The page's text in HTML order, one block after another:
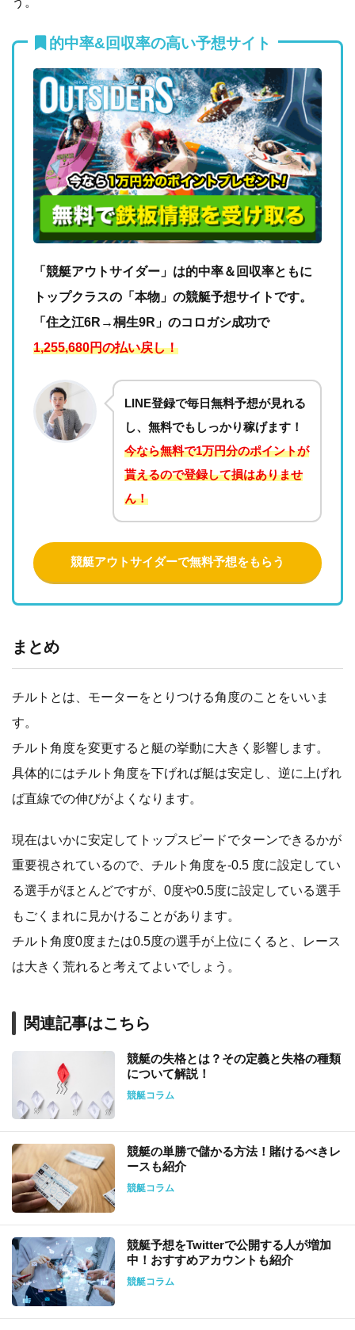
的中率&回収率の高い予想サイト
「競艇アウトサイダー」は的中率＆回収率ともに
トップクラスの「本物」の競艇予想サイトです。
「住之江6R→桐生9R」のコロガシ成功で
1,255,680円の払い戻し！
LINE登録で毎日無料予想が見れる
し、無料でもしっかり稼げます！
今なら無料で1万円分のポイントが
貰えるので登録して損はありませ
ん！
競艇アウトサイダーで無料予想をもらう
まとめ
チルトとは、モーターをとりつける角度のことをいいま
す。
チルト角度を変更すると艇の挙動に大きく影響します。
具体的にはチルト角度を下げれば艇は安定し、逆に上げれ
ば直線での伸びがよくなります。
現在はいかに安定してトップスピードでターンできるかが
重要視されているので、チルト角度を-0.5 度に設定してい
る選手がほとんどですが、0度や0.5度に設定している選手
もごくまれに見かけることがあります。
チルト角度0度または0.5度の選手が上位にくると、レース
は大きく荒れると考えてよいでしょう。
関連記事はこちら
競艇の失格とは？その定義と失格の種類
について解説！
競艇コラム
競艇の単勝で儲かる方法！賭けるべきレ
ースも紹介
競艇コラム
競艇予想をTwitterで公開する人が増加
中！おすすめアカウントも紹介
競艇コラム